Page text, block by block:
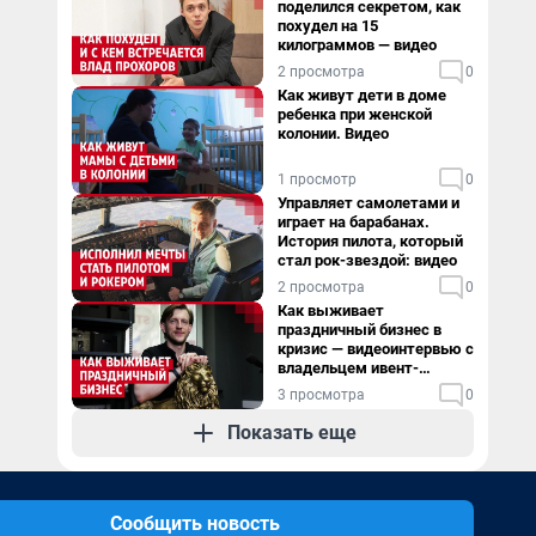
поделился секретом, как
похудел на 15
килограммов — видео
2 просмотра 0
Как живут дети в доме
ребенка при женской
колонии. Видео
1 просмотр 0
Управляет самолетами и
играет на барабанах.
История пилота, который
стал рок-звездой: видео
2 просмотра 0
Как выживает
праздничный бизнес в
кризис — видеоинтервью с
владельцем ивент-
агентства
3 просмотра 0
Показать еще
Сообщить новость